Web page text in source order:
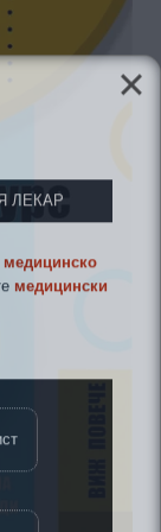
ЛЕКАР
медицински